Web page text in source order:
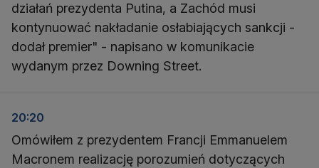
działań prezydenta Putina, a Zachód musi
kontynuować nakładanie osłabiających sankcji -
dodał premier" - napisano w komunikacie
wydanym przez Downing Street.
20:20
Omówiłem z prezydentem Francji Emmanuelem
Macronem realizację porozumień dotyczących